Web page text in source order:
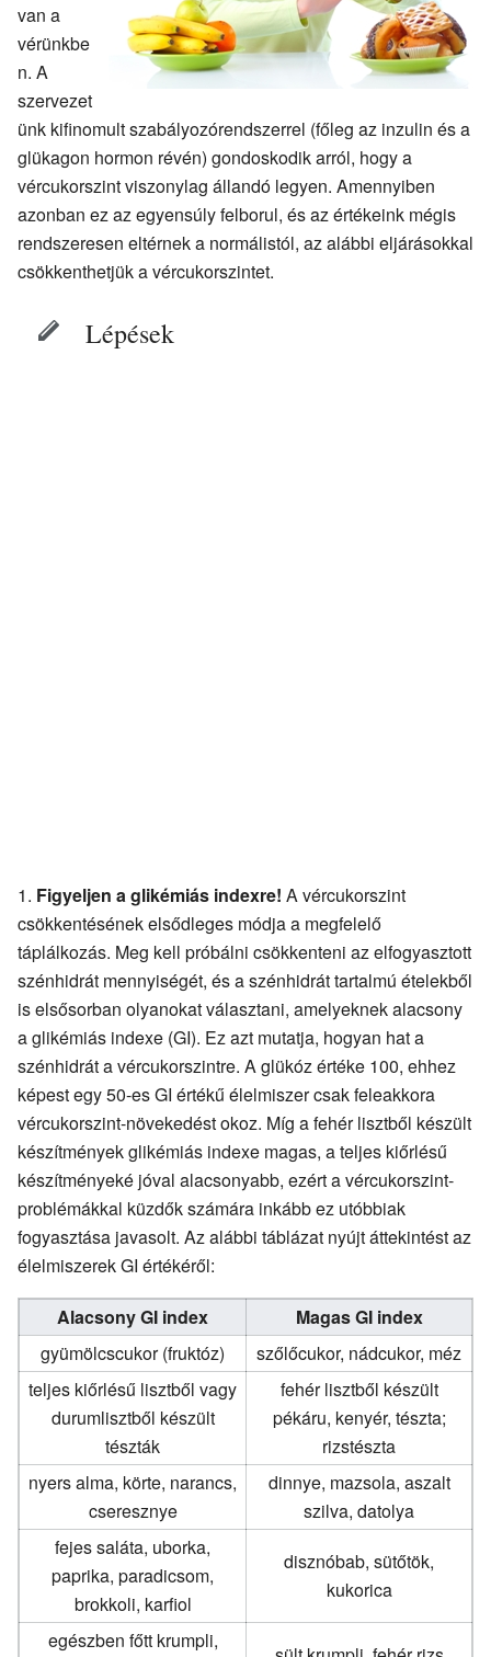
van a
vérünkbe
n. A
szervezet
ünk kifinomult szabályozórendszerrel (főleg az inzulin és a
glükagon hormon révén) gondoskodik arról, hogy a
vércukorszint viszonylag állandó legyen. Amennyiben
azonban ez az egyensúly felborul, és az értékeink mégis
rendszeresen eltérnek a normálistól, az alábbi eljárásokkal
csökkenthetjük a vércukorszintet.
Lépések
Figyeljen a glikémiás indexre! A vércukorszint
csökkentésének elsődleges módja a megfelelő
táplálkozás. Meg kell próbálni csökkenteni az elfogyasztott
szénhidrát mennyiségét, és a szénhidrát tartalmú ételekből
is elsősorban olyanokat választani, amelyeknek alacsony
a glikémiás indexe (GI). Ez azt mutatja, hogyan hat a
szénhidrát a vércukorszintre. A glükóz értéke 100, ehhez
képest egy 50-es GI értékű élelmiszer csak feleakkora
vércukorszint-növekedést okoz. Míg a fehér lisztből készült
készítmények glikémiás indexe magas, a teljes kiőrlésű
készítményeké jóval alacsonyabb, ezért a vércukorszint-
problémákkal küzdők számára inkább ez utóbbiak
fogyasztása javasolt. Az alábbi táblázat nyújt áttekintést az
élelmiszerek GI értékéről:
Alacsony GI index
Magas GI index
gyümölcscukor (fruktóz)
szőlőcukor, nádcukor, méz
teljes kiőrlésű lisztből vagy
durumlisztből készült
tészták
fehér lisztből készült
pékáru, kenyér, tészta;
rizstészta
nyers alma, körte, narancs,
cseresznye
dinnye, mazsola, aszalt
szilva, datolya
fejes saláta, uborka,
paprika, paradicsom,
brokkoli, karfiol
disznóbab, sütőtök,
kukorica
egészben főtt krumpli,